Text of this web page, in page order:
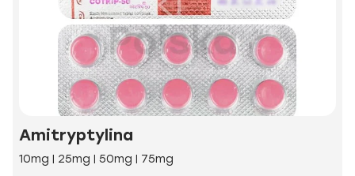
Amitryptylina
10mg | 25mg | 50mg | 75mg